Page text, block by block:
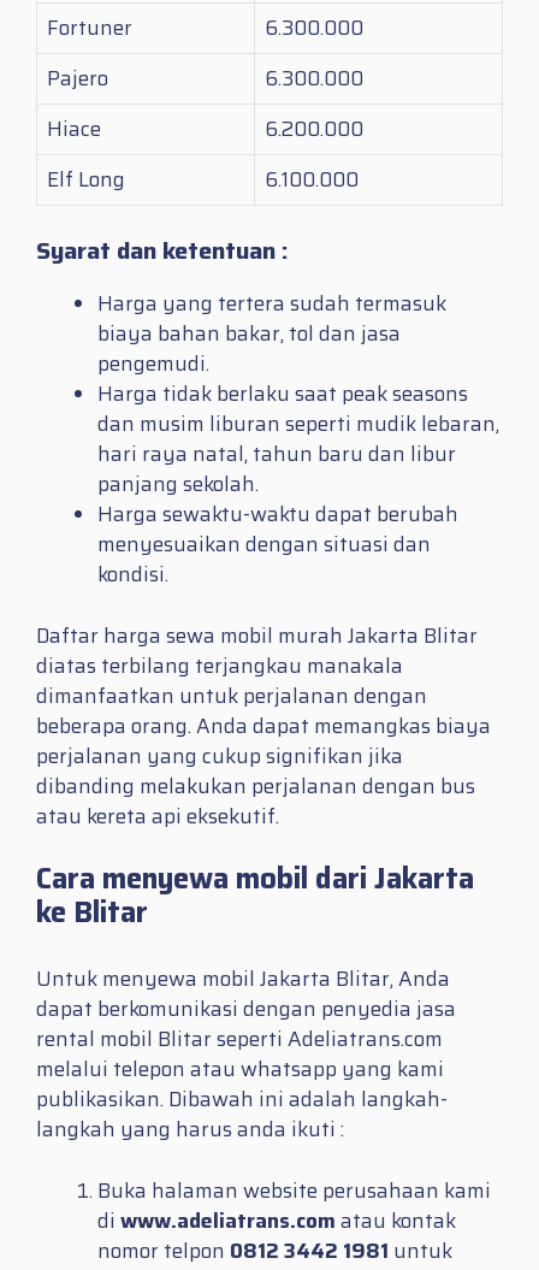
Fortuner
6.300.000
Pajero
6.300.000
Hiace
6.200.000
Elf Long
6.100.000
Syarat dan ketentuan :
Harga yang tertera sudah termasuk
biaya bahan bakar, tol dan jasa
pengemudi.
Harga tidak berlaku saat peak seasons
dan musim liburan seperti mudik lebaran,
hari raya natal, tahun baru dan libur
panjang sekolah.
Harga sewaktu-waktu dapat berubah
menyesuaikan dengan situasi dan
kondisi.
Daftar harga sewa mobil murah Jakarta Blitar
diatas terbilang terjangkau manakala
dimanfaatkan untuk perjalanan dengan
beberapa orang. Anda dapat memangkas biaya
perjalanan yang cukup signifikan jika
dibanding melakukan perjalanan dengan bus
atau kereta api eksekutif.
Cara menyewa mobil dari Jakarta
ke Blitar
Untuk menyewa mobil Jakarta Blitar, Anda
dapat berkomunikasi dengan penyedia jasa
rental mobil Blitar seperti Adeliatrans.com
melalui telepon atau whatsapp yang kami
publikasikan. Dibawah ini adalah langkah-
langkah yang harus anda ikuti :
Buka halaman website perusahaan kami
di www.adeliatrans.comatau kontak
nomor telpon 0812 3442 1981 untuk